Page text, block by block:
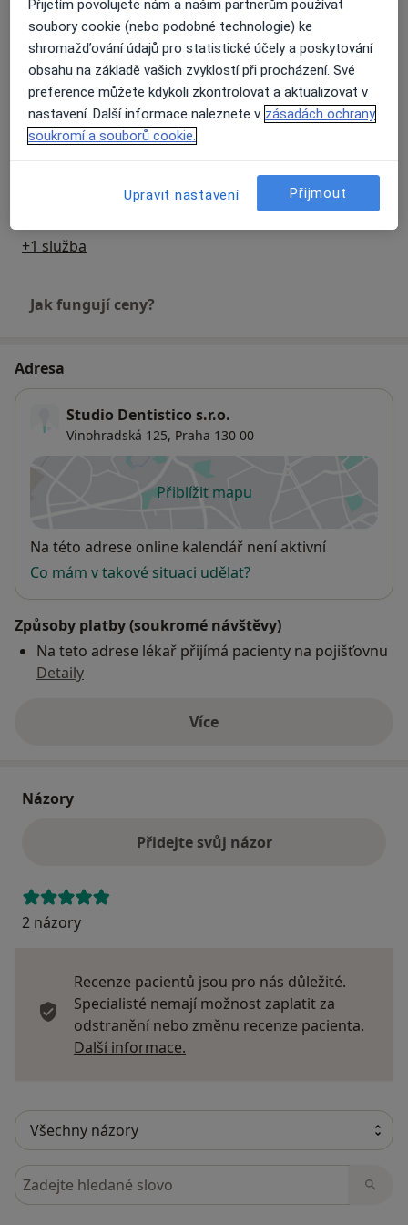
Keramické korunky
Detaily
Ošetření kořenových kanálků
Detaily
+1 služba
Jak fungují ceny?
Adresa
Studio Dentistico s.r.o.
Vinohradská 125, Praha 130 00
Přiblížit mapuse otevře v nové záložce
Dostupnost
Na této adrese online kalendář není aktivní
Co mám v takové situaci udělat?
Způsoby platby (soukromé návštěvy)
Na teto adrese lékař přijímá pacienty na pojišťovnu
Detaily
Víceo adrese
Názory
Přidejte svůj názor
2 názory
Recenze pacientů jsou pro nás důležité.
Specialisté nemají možnost zaplatit za
odstranění nebo změnu recenze pacienta.
Další informace.
Hledejte v názorech
Přijetím povolujete nám a našim partnerům používat
soubory cookie (nebo podobné technologie) ke
shromažďování údajů pro statistické účely a poskytování
obsahu na základě vašich zvyklostí při procházení. Své
preference můžete kdykoli zkontrolovat a aktualizovat v
nastavení. Další informace naleznete v zásadách ochrany
soukromí a souborů cookie.
Upravit nastavení Přijmout